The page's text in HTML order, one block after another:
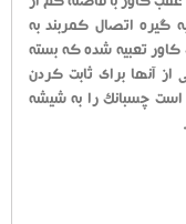
کاور با فاصله کم از
گیره اتصال کمربند به
تعبیه شده که بسته
آنها برای ثابت کردن
چسبانک را به شیشه